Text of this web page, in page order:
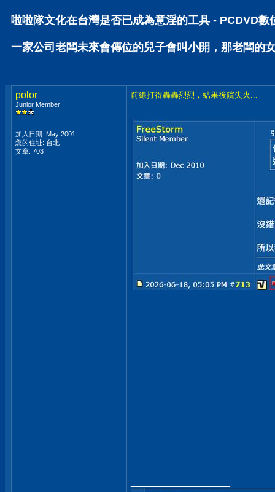
啦啦隊文化在台灣是否已成為意淫的工具 - PCDVD數
一家公司老闆未來會傳位的兒子會叫小開，那老闆的
polor
Junior Member
加入日期: May 2001
您的住址: 台北
文章: 703
前線打得轟轟烈烈，結果後院失火...